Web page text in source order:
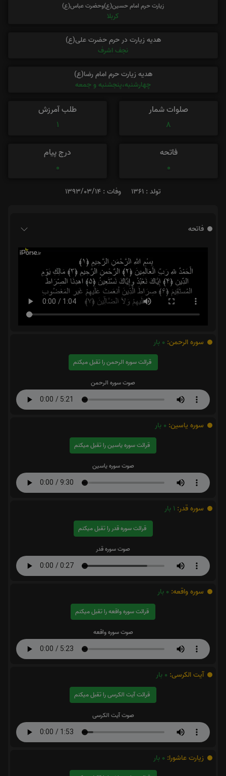
زیارت حرم امام حسین(ع)وحضرت عباس(ع)
کربلا
هدیه زیارت در حرم حضرت علی(ع)
نجف اشرف
هدیه زیارت حرم امام رضا(ع)
چهارشنبه،پنجشنبه و جمعه
صلوات شمار
8
طلب آمرزش
1
فاتحه
0
درج پیام
0
تولد : 1361 وفات : 1393/03/14
فاتحه
سوره الرحمن: 0 بار
قرائت سوره الرحمن را تقبل میکنم
صوت سوره الرحمن
سوره یاسین: 0 بار
قرائت سوره یاسین را تقبل میکنم
صوت سوره یاسین
سوره قدر: 1 بار
قرائت سوره قدر را تقبل میکنم
صوت سوره قدر
سوره واقعه: 0 بار
قرائت سوره واقعه را تقبل میکنم
صوت سوره واقعه
آیت الکرسی: 0 بار
قرائت آیت الکرسی را تقبل میکنم
صوت آیت الکرسی
زیارت عاشورا: 0 بار